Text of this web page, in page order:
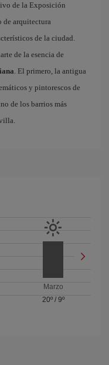
de la Exposición
de arquitectura
de la ciudad.
de la esencia de
. El primero, la antigua
y pintorescos de
de los barrios más
Marzo
20º/ 9º